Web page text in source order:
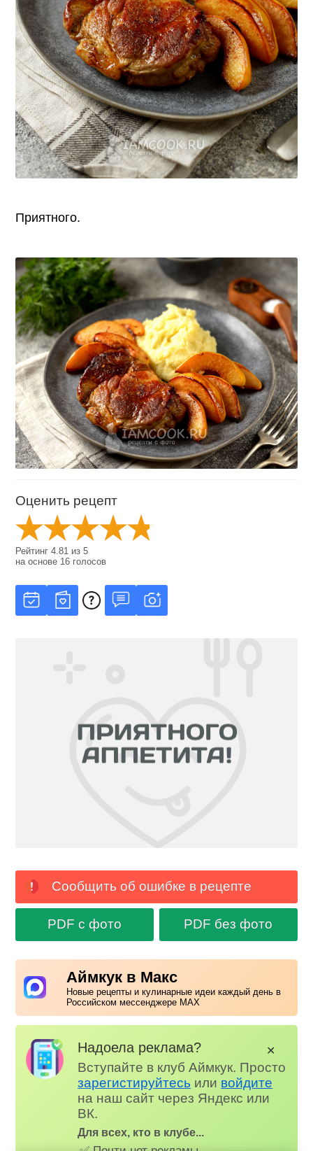
Приятного.
Оценить рецепт
Рейтинг4.81 из5
на основе 16 голосов
Сообщить об ошибке в рецепте
PDF с фото PDF без фото
Аймкук в Макс
Новые рецепты и кулинарные идеи каждый день в
Российском мессенджере MAX
Надоела реклама?
Вступайте в клуб Аймкук. Просто
зарегистируйтесь или войдите
на наш сайт через Яндекс или
ВК.
Для всех, кто в клубе...
✕